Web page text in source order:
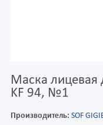
Маска лицевая
KF 94, №1
Производитель: SOF